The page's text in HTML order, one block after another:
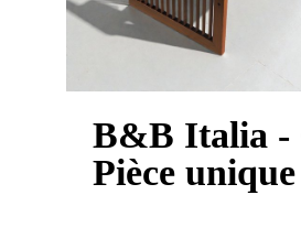
B&B Italia -
Pièce